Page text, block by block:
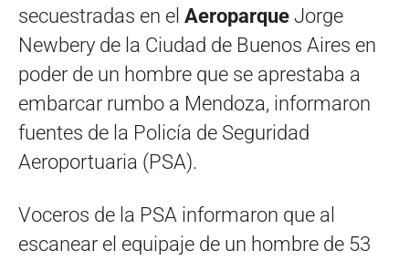
secuestradas en el Aeroparque Jorge
Newbery de la Ciudad de Buenos Aires en
poder de un hombre que se aprestaba a
embarcar rumbo a Mendoza, informaron
fuentes de la Policía de Seguridad
Aeroportuaria (PSA).
Voceros de la PSA informaron que al
escanear el equipaje de un hombre de 53